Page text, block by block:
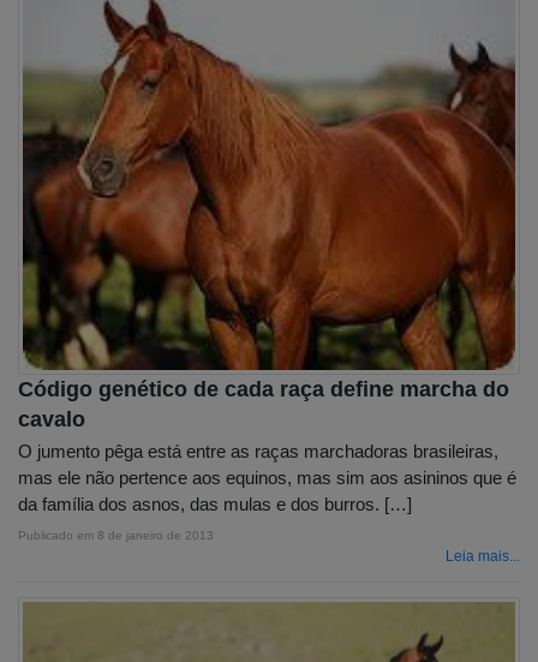
Código genético de cada raça define marcha do
cavalo
O jumento pêga está entre as raças marchadoras brasileiras,
mas ele não pertence aos equinos, mas sim aos asininos que é
da família dos asnos, das mulas e dos burros. […]
Publicado em 8 de janeiro de 2013
Leia mais...